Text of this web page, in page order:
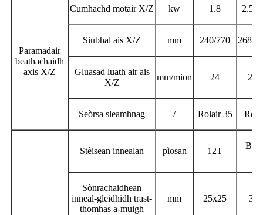
Paramadair
beathachaidh
axis X/Z
Cumhachd motair X/Z kw 1.8 2.5/
Siubhal ais X/Z mm 240/770 268/
Gluasad luath air ais
X/Z
mm/mion 24 24/
Seòrsa sleamhnag / Rolair 35
Stèisean innealan pìosan 12T
Sònrachaidhean
inneal-gleidhidh trast-
thomhas a-muigh
mm 25x25